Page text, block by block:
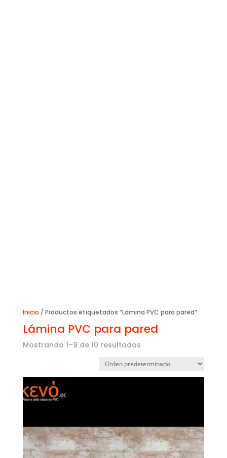
Inicio / Productos etiquetados “Lámina PVC para pared”
Lámina PVC para pared
Mostrando 1–9 de 10 resultados